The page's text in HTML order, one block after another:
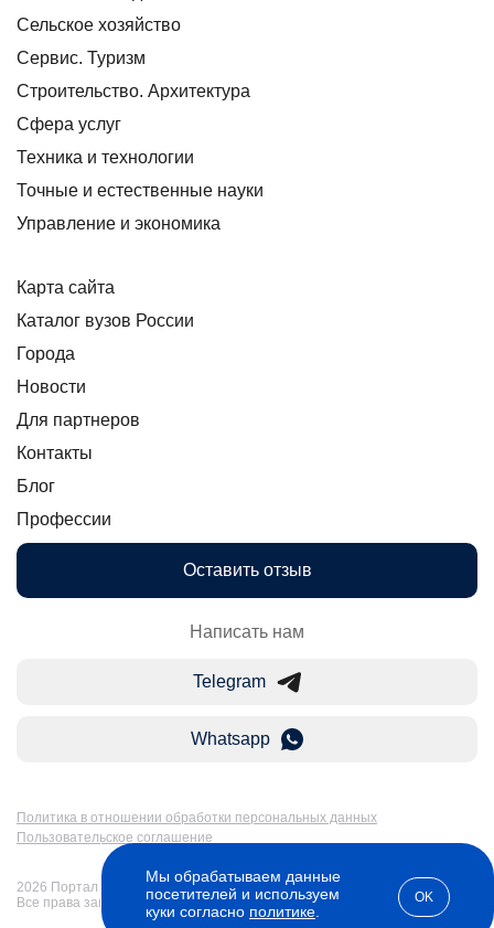
Сельское хозяйство
Сервис. Туризм
Строительство. Архитектура
Сфера услуг
Техника и технологии
Точные и естественные науки
Управление и экономика
Карта сайта
Каталог вузов России
Города
Новости
Для партнеров
Контакты
Блог
Профессии
Оставить отзыв
Написать нам
Telegram
Whatsapp
Политика в отношении обработки персональных данных
Пользовательское соглашение
2026 Портал Бакалавр-Магистр: дистанционное образование в России.
Все права защищены
Мы обрабатываем данные
посетителей и используем
куки согласно политике
OK